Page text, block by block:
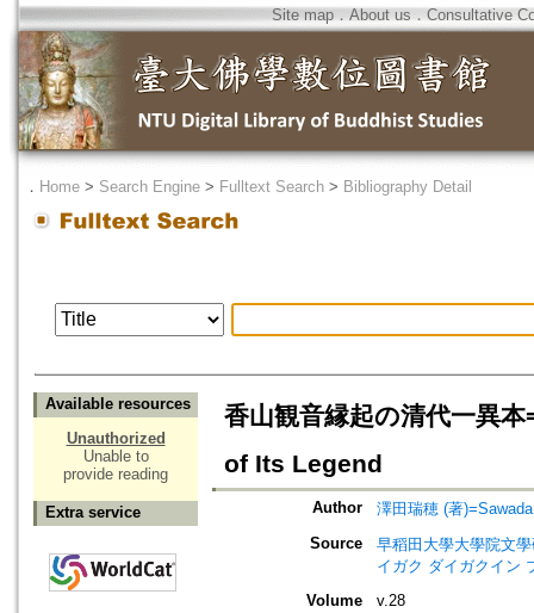
Site map．About us ． Consultative
． Home > Search Engine > Fulltext Search > Bibliography Detail
Available resources
Unauthorized
Unable to
provide reading
Extra service
香山観音縁起の清代一異
of Its Legend
Author
澤田瑞穂 (著
Source
早稻田大學大學院文
イガク ダイガクイン
Volume
v.28